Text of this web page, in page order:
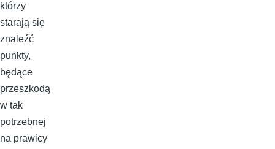
którzy
starają się
znaleźć
punkty,
będące
przeszkodą
w tak
potrzebnej
na prawicy